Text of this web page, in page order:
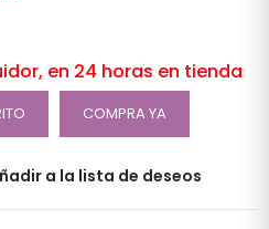
en 24 horas en tienda
COMPRA YA
a la lista de deseos